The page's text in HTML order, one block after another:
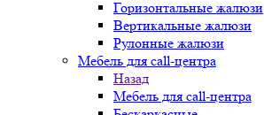
Горизонтальные жалюзи
Вертикальные жалюзи
Рулонные жалюзи
Мебель для call-центра
Назад
Мебель для call-центра